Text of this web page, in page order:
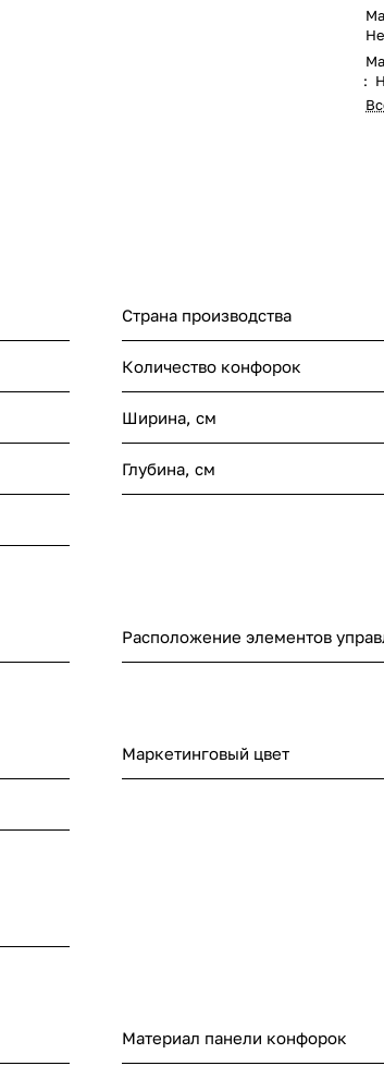
:
Страна производства
Количество конфорок
Ширина, см
Глубина, см
Расположение элементов
Маркетинговый цвет
Материал панели конфорок